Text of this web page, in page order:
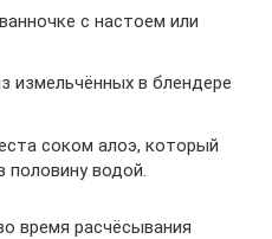
с настоем или
измельчённых в блендере
соком алоэ, который
половину водой.
время расчёсывания